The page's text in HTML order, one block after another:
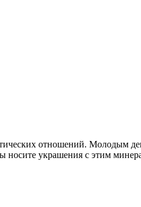
отношений. Молодым
носите украшения с этим